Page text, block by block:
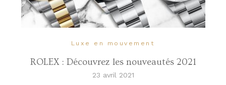
Luxe en mouvement
ROLEX : Découvrez les nouveautés 2021
23 avril 2021